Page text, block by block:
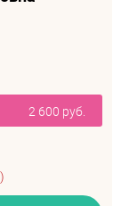
2 600 руб.